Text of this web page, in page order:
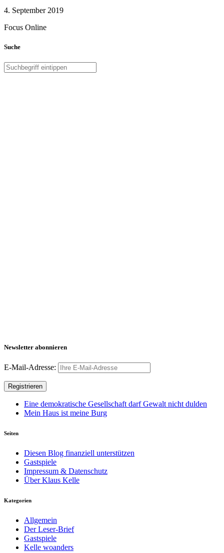
4. September 2019
Focus Online
Suche
Newsletter abonnieren
E-Mail-Adresse:
Eine demokratische Gesellschaft darf Gewalt nicht dulden
Mein Haus ist meine Burg
Seiten
Diesen Blog finanziell unterstützen
Gastspiele
Impressum & Datenschutz
Über Klaus Kelle
Kategorien
Allgemein
Der Leser-Brief
Gastspiele
Kelle woanders